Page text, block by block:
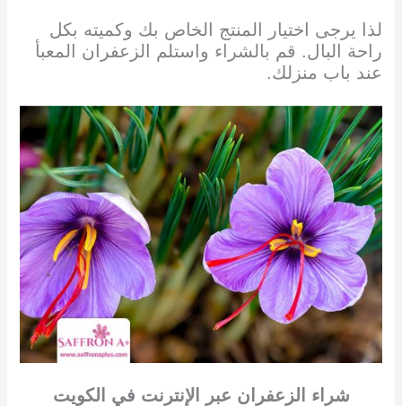
لذا يرجى اختيار المنتج الخاص بك وكميته بكل
راحة البال. قم بالشراء واستلم الزعفران المعبأ
عند باب منزلك.
شراء الزعفران عبر الإنترنت في الكويت